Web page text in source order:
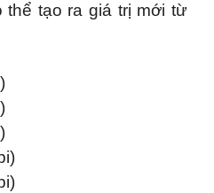
thể tạo ra giá trị mới từ